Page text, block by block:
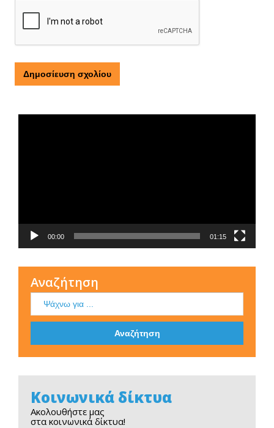
00:00 01:15
Αναζήτηση
Κοινωνικά δίκτυα
Ακολουθήστε μας
στα κοινωνικά δίκτυα!